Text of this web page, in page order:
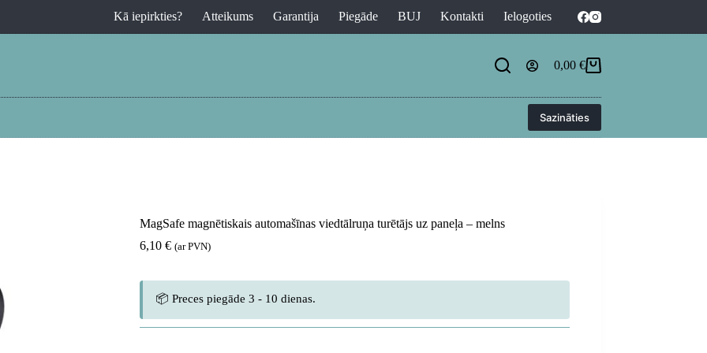
Kā iepirkties? Atteikums Garantija Piegāde BUJ Kontakti Ielogoties
Shopping
0,00 €
Sazināties
MagSafe magnētiskais automašīnas viedtālruņa turētājs uz paneļa – melns
6,10 € (ar PVN)
📦 Preces piegāde 3 - 10 dienas.